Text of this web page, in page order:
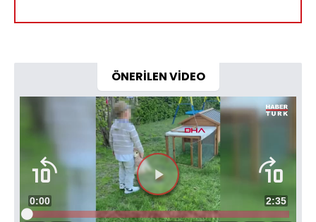
ÖNERİLEN VİDEO
Videoyu
Oynat
Süre
0:00 Toplam
2:35
Yüklendi: